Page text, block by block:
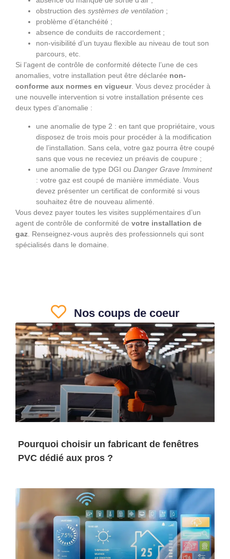
obstruction des systèmes de ventilation ;
problème d’étanchéité ;
absence de conduits de raccordement ;
non-visibilité d’un tuyau flexible au niveau de tout son
parcours, etc.
Si l’agent de contrôle de conformité détecte l’une de ces
anomalies, votre installation peut être déclarée non-
conforme aux normes en vigueur. Vous devez procéder à
une nouvelle intervention si votre installation présente ces
deux types d’anomalie :
une anomalie de type 2 : en tant que propriétaire, vous
disposez de trois mois pour procéder à la modification
de l’installation. Sans cela, votre gaz pourra être coupé
sans que vous ne receviez un préavis de coupure ;
une anomalie de type DGI ou Danger Grave Imminent
: votre gaz est coupé de manière immédiate. Vous
devez présenter un certificat de conformité si vous
souhaitez être de nouveau alimenté.
Vous devez payer toutes les visites supplémentaires d’un
agent de contrôle de conformité de votre installation de
gaz . Renseignez-vous auprès des professionnels qui sont
spécialisés dans le domaine.
Nos coups de coeur
Pourquoi choisir un fabricant de fenêtres
PVC dédié aux pros ?